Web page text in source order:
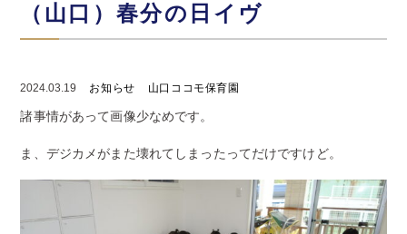
（山口）春分の日イヴ
2024.03.19 お知らせ 山口ココモ保育園
諸事情があって画像少なめです。
ま、デジカメがまた壊れてしまったってだけですけど。